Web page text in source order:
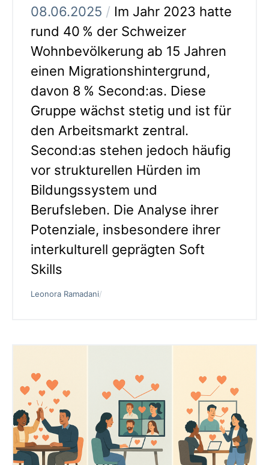
08.06.2025 / Im Jahr 2023 hatte
rund 40 % der Schweizer
Wohnbevölkerung ab 15 Jahren
einen Migrationshintergrund,
davon 8 % Second:as. Diese
Gruppe wächst stetig und ist für
den Arbeitsmarkt zentral.
Second:as stehen jedoch häufig
vor strukturellen Hürden im
Bildungssystem und
Berufsleben. Die Analyse ihrer
Potenziale, insbesondere ihrer
interkulturell geprägten Soft
Skills
Leonora Ramadani/